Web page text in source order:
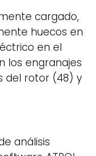
cargado,
huecos en
en el
los engranajes
del rotor (48) y
análisis